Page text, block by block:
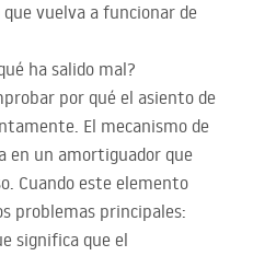
vuelva a funcionar de
ha salido mal?
por qué el asiento de
El mecanismo de
en un amortiguador que
Cuando este elemento
problemas principales:
significa que el